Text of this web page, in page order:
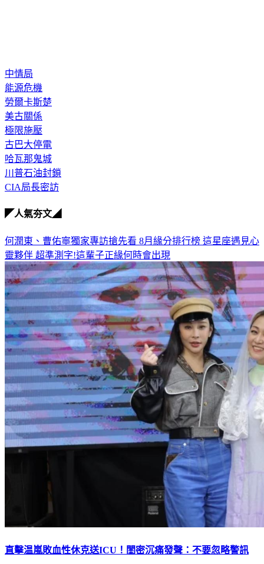
中情局
能源危機
勞爾卡斯楚
美古關係
極限施壓
古巴大停電
哈瓦那鬼城
川普石油封鎖
CIA局長密訪
◤人氣夯文◢
何潤東、曹佑寧獨家專訪搶先看 8月緣分排行榜 這星座遇見心
靈夥伴 超準測字!這輩子正緣何時會出現
直擊温嵐敗血性休克送ICU！閨密沉痛發聲：不要忽略警訊